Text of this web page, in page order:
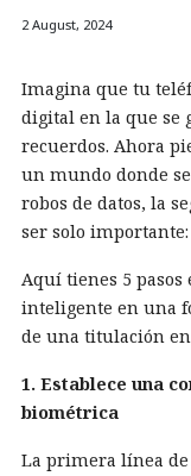
2 August, 2024
Imagina que tu
digital en la que se
recuerdos. Ahora
un mundo donde
robos de datos, la
ser solo
Aquí tienes 5
inteligente en una
de una titulación
1. Establece una
biométrica
La primera línea de